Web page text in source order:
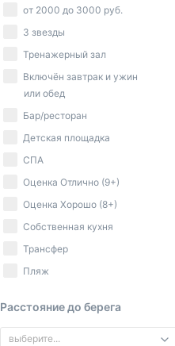
от 2000 до 3000 руб.
3 звезды
Тренажерный зал
Включён завтрак и ужин
или обед
Бар/ресторан
Детская площадка
СПА
Оценка Отлично (9+)
Оценка Хорошо (8+)
Собственная кухня
Трансфер
Пляж
Расстояние до берега
выберите...